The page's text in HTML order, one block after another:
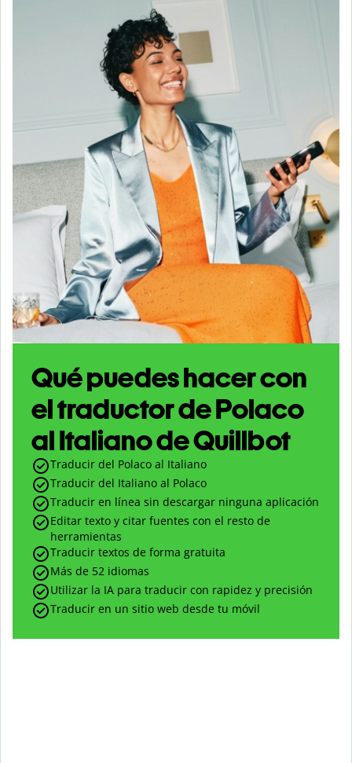
Qué puedes hacer con
el traductor de Polaco
al Italiano de Quillbot
Traducir del Polaco al Italiano
Traducir del Italiano al Polaco
Traducir en línea sin descargar ninguna aplicación
Editar texto y citar fuentes con el resto de
herramientas
Traducir textos de forma gratuita
Más de 52 idiomas
Utilizar la IA para traducir con rapidez y precisión
Traducir en un sitio web desde tu móvil